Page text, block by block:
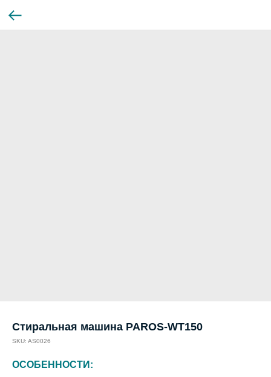
Стиральная машина PAROS-WT150
SKU: AS0026
ОСОБЕННОСТИ: